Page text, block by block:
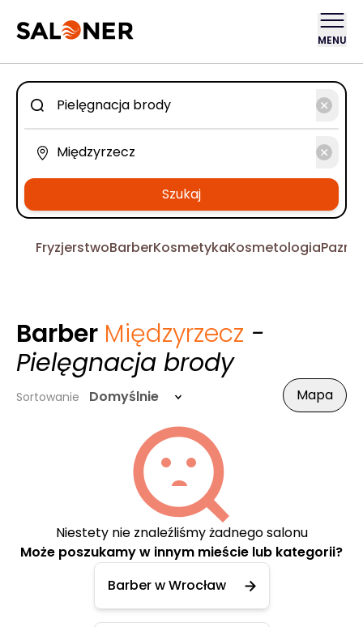
MENU
Szukaj
FryzjerstwoBarberKosmetykaKosmetologia
Barber Międzyrzecz -
Pielęgnacja brody
Sortowanie Domyślnie Mapa
Niestety nie znaleźliśmy żadnego salonu
Może poszukamy w innym mieście lub kategorii?
Barber w Wrocław